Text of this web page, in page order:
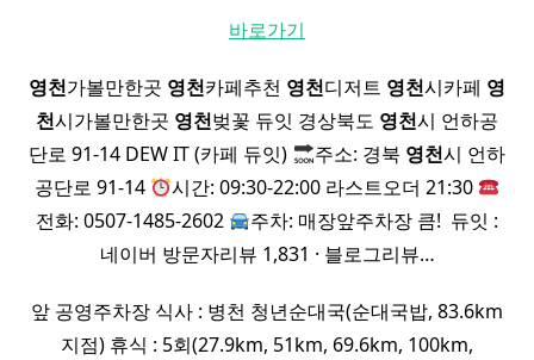
바로가기
영천가볼만한곳 영천카페추천 영천디저트 영천시카페 영
천시가볼만한곳 영천벚꽃 듀잇 경상북도 영천시 언하공
단로 91-14 DEW IT (카페 듀잇)
주소: 경북 영천시 언하
공단로 91-14
시간: 09:30-22:00 라스트오더 21:30
전화: 0507-1485-2602
주차: 매장앞주차장 큼! ​ 듀잇 :
네이버 방문자리뷰 1,831 · 블로그리뷰…
앞 공영주차장 식사 : 병천 청년순대국(순대국밥, 83.6km
지점) 휴식 : 5회(27.9km, 51km, 69.6km, 100km,